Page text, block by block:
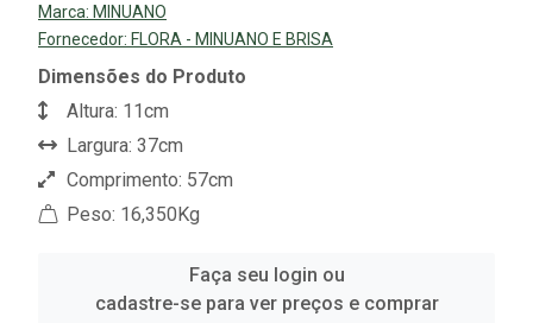
Marca: MINUANO
Fornecedor: FLORA - MINUANO E BRISA
Dimensões do Produto
Altura: 11cm
Largura: 37cm
Comprimento: 57cm
Peso: 16,350Kg
Faça seu login ou
cadastre-se para ver preços e comprar